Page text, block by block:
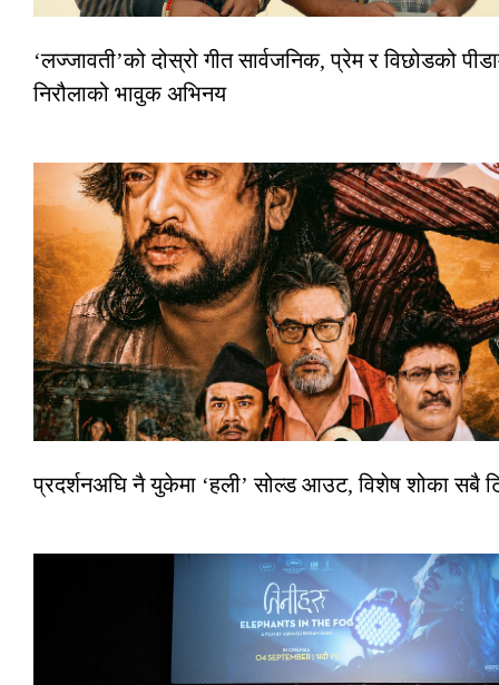
‘लज्जावती’को दोस्रो गीत सार्वजनिक, प्रेम र विछोडको
निरौलाको भावुक अभिनय
प्रदर्शनअघि नै युकेमा ‘हली’ सोल्ड आउट, विशेष शोका सबै